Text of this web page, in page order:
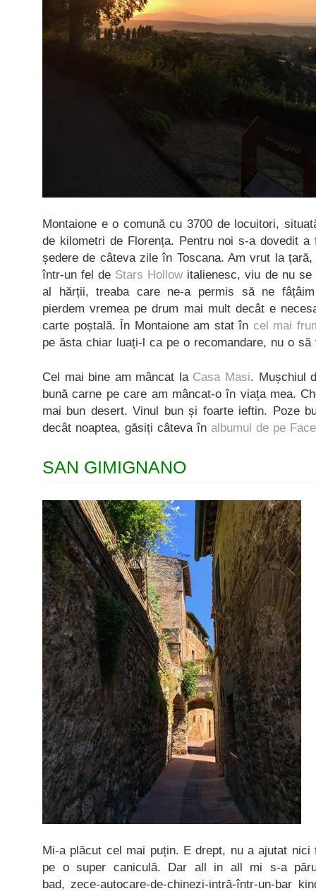
Montaione e o comună cu 3700 de locuitori,
de kilometri de Florența. Pentru noi s-a dovedit
ședere de câteva zile în Toscana. Am vrut la
într-un fel de Stars Hollow italienesc, viu de nu
al hărții, treaba care ne-a permis să ne
pierdem vremea pe drum mai mult decât e
carte poștală. În Montaione am stat în cel mai
pe ăsta chiar luați-l ca pe o recomandare, nu o să
Cel mai bine am mâncat la Casa Masi. Mușchiul
bună carne pe care am mâncat-o în viața mea.
mai bun desert. Vinul bun și foarte ieftin. Poze
decât noaptea, găsiți câteva în albumul de pe
SAN GIMIGNANO
Mi-a plăcut cel mai puțin. E drept, nu a ajutat
pe o super caniculă. Dar all in all mi s-a
bad, zece-autocare-de-chinezi-intră-într-un-bar